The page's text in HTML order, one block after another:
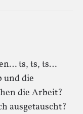
ts, ts, ts…
und die
die Arbeit?
ausgetauscht?